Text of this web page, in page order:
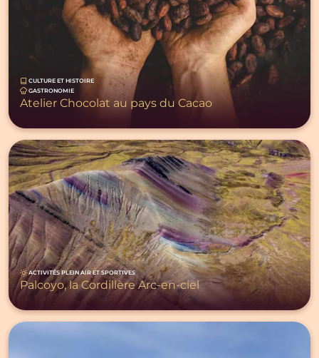
CULTURE ET HISTOIRE
GASTRONOMIE
Atelier Chocolat au pays du Cacao
ACTIVITÉS PLEIN AIR ET SPORTIVES
Palcoyo, la Cordillère Arc-en-ciel